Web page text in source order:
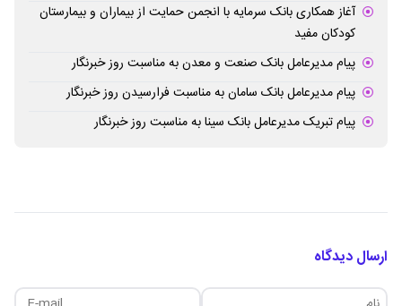
آغاز همکاری بانک سرمایه با انجمن حمایت از بیماران و بیمارستان
کودکان مفید
پیام مدیرعامل بانک صنعت و معدن به مناسبت روز خبرنگار
پیام مدیرعامل بانک سامان به مناسبت فرارسیدن روز خبرنگار
پیام تبریک مدیرعامل بانک سینا به مناسبت روز خبرنگار
ارسال دیدگاه